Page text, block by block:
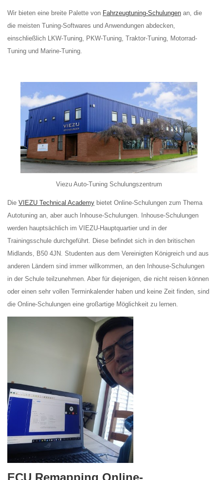
Wir bieten eine breite Palette von Fahrzeugtuning-Schulungen an, die
die meisten Tuning-Softwares und Anwendungen abdecken,
einschließlich LKW-Tuning, PKW-Tuning, Traktor-Tuning, Motorrad-
Tuning und Marine-Tuning.
Viezu Auto-Tuning Schulungszentrum
Die VIEZU Technical Academy bietet Online-Schulungen zum Thema
Autotuning an, aber auch Inhouse-Schulungen. Inhouse-Schulungen
werden hauptsächlich im VIEZU-Hauptquartier und in der
Trainingsschule durchgeführt. Diese befindet sich in den britischen
Midlands, B50 4JN. Studenten aus dem Vereinigten Königreich und aus
anderen Ländern sind immer willkommen, an den Inhouse-Schulungen
in der Schule teilzunehmen. Aber für diejenigen, die nicht reisen können
oder einen sehr vollen Terminkalender haben und keine Zeit finden, sind
die Online-Schulungen eine großartige Möglichkeit zu lernen.
ECU Remapping Online-